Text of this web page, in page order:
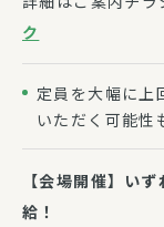
ク
定員を大幅に上
いただく可能性
【会場開催】い
給！